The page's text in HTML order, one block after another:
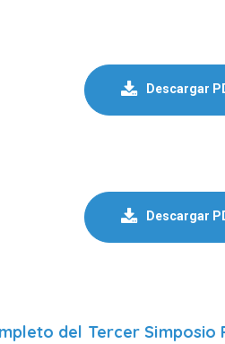
Descargar
Descargar
del Tercer